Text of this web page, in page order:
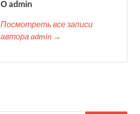
О admin
Посмотреть все записи
автора admin →